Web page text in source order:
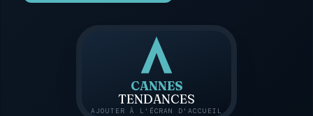
CANNES
TENDANCES
AJOUTER À L'ÉCRAN D'ACCUEIL